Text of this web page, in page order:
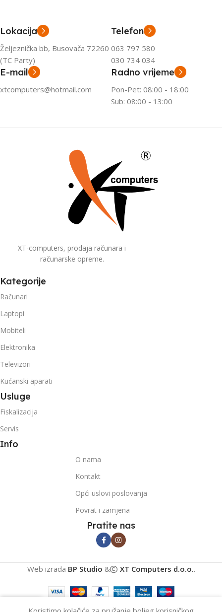
Lokacija
Željeznička bb, Busovača 72260
(TC Party)
Telefon
063 797 580
030 734 034
E-mail
xtcomputers@hotmail.com
Radno vrijeme
Pon-Pet: 08:00 - 18:00
Sub: 08:00 - 13:00
XT-computers, prodaja računara i
računarske opreme.
Kategorije
Računari
Laptopi
Mobiteli
Elektronika
Televizori
Kućanski aparati
Usluge
Fiskalizacija
Servis
Info
O nama
Kontakt
Opći uslovi poslovanja
Povrat i zamjena
Pratite nas
Web izrada BP Studio & XT Computers d.o.o..